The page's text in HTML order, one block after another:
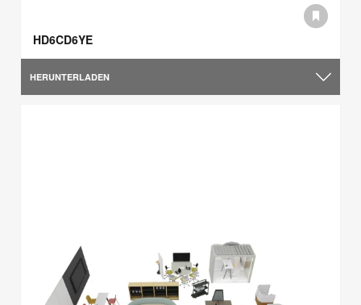
HD6CD6YE
HERUNTERLADEN